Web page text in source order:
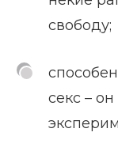
свободу;
секс –